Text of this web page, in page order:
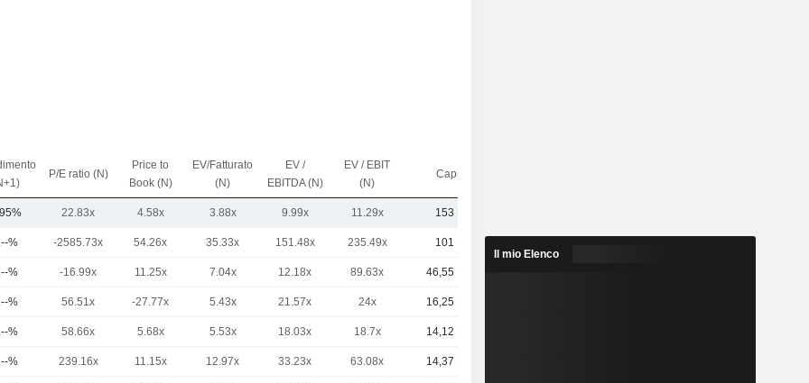
P/E ratio (N)
Price to
Book (N)
EV/Fatturato
(N)
EV /
EBITDA (N)
EV / EBIT
(N)
Capi.($)
22.83x 4.58x 3.88x 9.99x 11.29x 153 Mrd
% -2585.73x 54.26x 35.33x 151.48x 235.49x 101 Mrd
% -16.99x 11.25x 7.04x 12.18x 89.63x 46,55 Mrd
% 56.51x -27.77x 5.43x 21.57x 24x 16,25 Mrd
% 58.66x 5.68x 5.53x 18.03x 18.7x 14,12 Mrd
% 239.16x 11.15x 12.97x 33.23x 63.08x 14,37 Mrd
Il mio Elenco